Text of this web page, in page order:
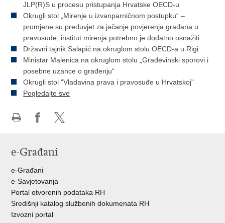
JLP(R)S u procesu pristupanja Hrvatske OECD-u
Okrugli stol „Mirenje u izvanparničnom postupku“ –
promjene su preduvjet za jačanje povjerenja građana u
pravosuđe, institut mirenja potrebno je dodatno osnažiti
Državni tajnik Salapić na okruglom stolu OECD-a u Rigi
Ministar Malenica na okruglom stolu „Građevinski sporovi i
posebne uzance o građenju“
Okrugli stol "Vladavina prava i pravosuđe u Hrvatskoj"
Pogledajte sve
FacebookuTwitteru
e-Građani
e-Građani
e-Savjetovanja
Portal otvorenih podataka RH
Središnji katalog službenih dokumenata RH
Izvozni portal